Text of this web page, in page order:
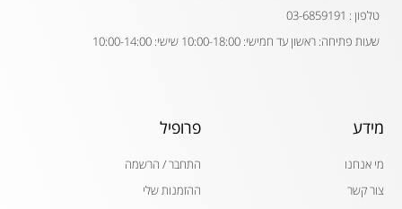
טלפון : 03-6859191
שעות פתיחה: ראשון עד חמישי: 10:00-18:00 שישי: 10:00-14:00
מידע
מי אנחנו
צור קשר
פרופיל
התחבר / הרשמה
ההזמנות שלי